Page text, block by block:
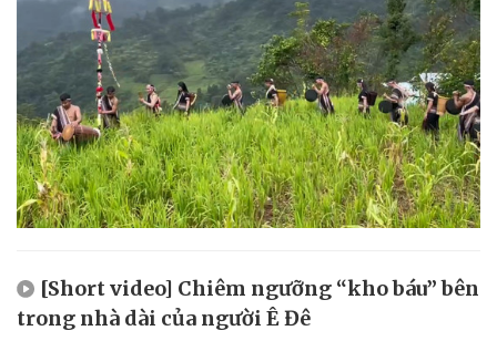
[Short video] Chiêm ngưỡng “kho báu” bên
trong nhà dài của người Ê Đê